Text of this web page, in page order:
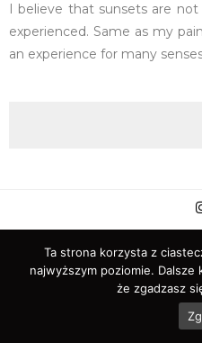
I believe that sunsets are
experienced. Same as my
an experience for many
Copyright ©
Ta strona korzysta z
najwyższym poziomie.
że zgadzasz